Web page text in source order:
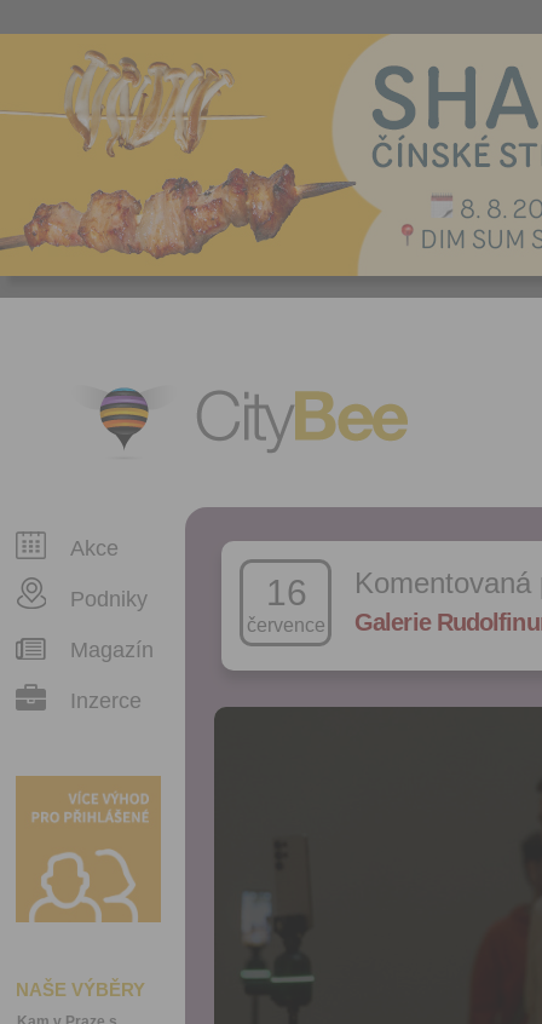
CityBee
Akce
Podniky
Magazín
Inzerce
NAŠE VÝBĚRY
16
července Galerie